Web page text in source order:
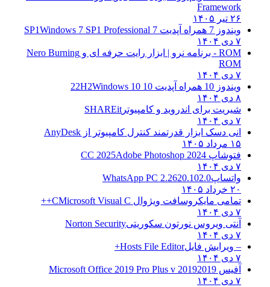
Framework
۲۶ تیر ۱۴۰۵
ویندوز 7 همراه آپدیت 7 SP1
Windows 7 SP1 Professional
۷ دی ۱۴۰۴
ROM - برنامه نرو | ابزار رایت حرفه ای و
Nero Burning
ROM
۷ دی ۱۴۰۴
ویندوز 10 همراه آپدیت 10 22H2
Windows 10
۸ دی ۱۴۰۴
شیریت برای اندروید و کامپیوتر SHAREit
۷ دی ۱۴۰۴
انی دسک ابزار قدرتمند کنترل کامپیوتر از AnyDesk
۱۵ مرداد ۱۴۰۵
فتوشاپ CC 2025 Adobe Photoshop 2024
۷ دی ۱۴۰۴
واتساپWhatsApp PC 2.2620.102.0
۲۰ خرداد ۱۴۰۵
تمامی مایکروسافت ویژوال C Microsoft Visual C++
۷ دی ۱۴۰۴
آنتی ویروس نورتون سکوریتیNorton Security
۷ دی ۱۴۰۴
– ویرایش فایلHosts File Editor+
۷ دی ۱۴۰۴
آفیس 2019 2019 Microsoft Office 2019 Pro Plus v
۷ دی ۱۴۰۴